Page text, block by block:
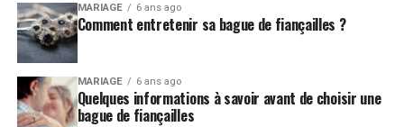
MARIAGE 6 ans ago
Comment entretenir sa bague de fiançailles ?
MARIAGE 6 ans ago
Quelques informations à savoir avant de choisir une
bague de fiançailles